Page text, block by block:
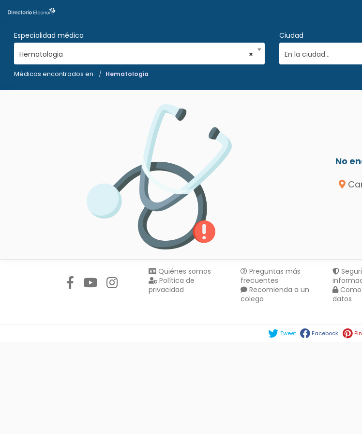
Especialidad médica
×
Hematologia
Ciudad
En la ciudad...
Médicos encontrados en: Hematologia
No
Quiénes somos
Política de
privacidad
Preguntas más
frecuentes
Recomienda a un
colega
Como
datos
Tweet Facebook